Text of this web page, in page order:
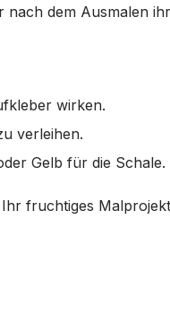
nach dem Ausmalen
wirken.
verleihen.
Gelb für die Schale.
fruchtiges